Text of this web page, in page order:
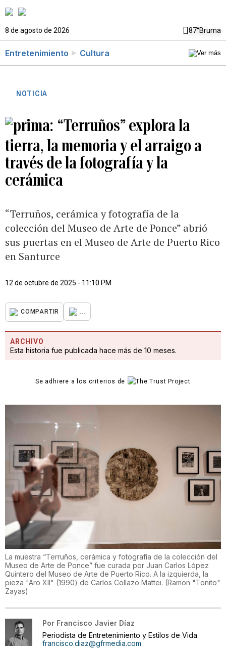
8 de agosto de 2026 87°Bruma
Entretenimiento Cultura
NOTICIA
“Terruños” explora la
tierra, la memoria y el arraigo a
través de la fotografía y la
cerámica
“Terruños, cerámica y fotografía de la
colección del Museo de Arte de Ponce” abrió
sus puertas en el Museo de Arte de Puerto Rico
en Santurce
12 de octubre de 2025 - 11:10 PM
COMPARTIR ...
ARCHIVO
Esta historia fue publicada hace más de 10 meses.
Se adhiere a los criterios de
La muestra “Terruños, cerámica y fotografía de la colección del
Museo de Arte de Ponce” fue curada por Juan Carlos López
Quintero del Museo de Arte de Puerto Rico. A la izquierda, la
pieza "Aro XII" (1990) de Carlos Collazo Mattei. (Ramon "Tonito"
Zayas)
Por Francisco Javier Díaz
Periodista de Entretenimiento y Estilos de Vida
francisco.diaz@gfrmedia.com